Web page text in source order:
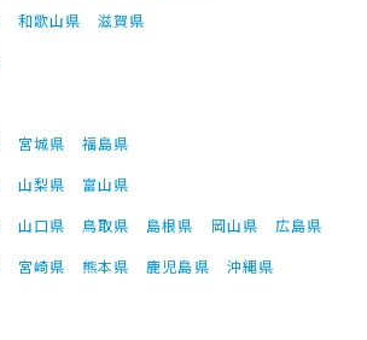
和歌山県
滋賀県
宮城県
福島県
山梨県
富山県
山口県 鳥取県 島根県 岡山県
広島県
宮崎県 熊本県 鹿児島県 沖縄県